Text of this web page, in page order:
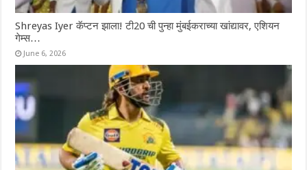
Shreyas Iyer कॅप्टन झाला! टी20 ची पुन्हा मुंबईकराच्या खांद्यावर, एशियन
गेम्स…
June 6, 2026